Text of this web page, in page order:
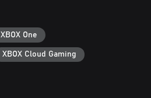
XBOX One
XBOX Cloud Gaming